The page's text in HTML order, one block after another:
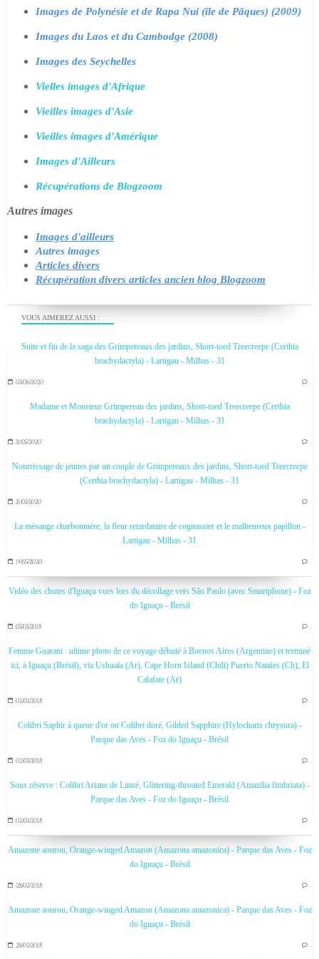
VOUS AIMEREZ AUSSI :
Suite et fin de la saga des Grimpereaux des jardins, Short-toed Treecreepe (Certhia
brachydactyla) - Lartigau - Milhas - 31
03/06/2020 …
Madame et Monsieur Grimpereau des jardins, Short-toed Treecreepe (Certhia
brachydactyla) - Lartigau - Milhas - 31
31/05/2020 …
Nourrissage de jeunes par un couple de Grimpereaux des jardins, Short-toed Treecreepe
(Certhia brachydactyla) - Lartigau - Milhas - 31
31/05/2020 …
La mésange charbonnière, la fleur retardataire de cognassier et le malheureux papillon -
Lartigau - Milhas - 31
14/05/2020 …
Vidéo des chutes d'Iguaçu vues lors du décollage vers São Paulo (avec Smartphone) - Foz
do Iguaçu - Brésil
05/03/2018 …
Femme Guarani : ultime photo de ce voyage débuté à Buenos Aires (Argentine) et terminé
ici, à Iguaçu (Brésil), via Ushuaïa (Ar), Cape Horn Island (Chili) Puerto Natales (Ch), El
Calafate (Ar)
02/03/2018 …
Colibri Saphir à queue d'or ou Colibri doré, Gilded Sapphire (Hylocharis chrysura) -
Parque das Aves - Foz do Iguaçu - Brésil
02/03/2018 …
Sous réserve : Colibri Ariane de Linné, Glittering-throated Emerald (Amazilia fimbriata) -
Parque das Aves - Foz do Iguaçu - Brésil
02/03/2018 …
Amazone aourou, Orange-winged Amazon (Amazona amazonica) - Parque das Aves - Foz
do Iguaçu - Brésil
28/02/2018 …
Amazone aourou, Orange-winged Amazon (Amazona amazonica) - Parque das Aves - Foz
do Iguaçu - Brésil
28/02/2018 …
Images de Polynésie et de Rapa Nui (île de Pâques) (2009)
Images du Laos et du Cambodge (2008)
Images des Seychelles
Vielles images d'Afrique
Vieilles images d'Asie
Vieilles images d'Amérique
Images d'Ailleurs
Récupérations de Blogzoom
Autres images
Images d'ailleurs
Autres images
Articles divers
Récupération divers articles ancien blog Blogzoom